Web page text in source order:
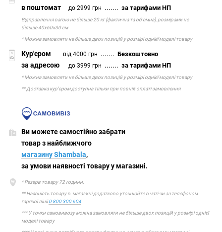
в поштомат до 2999 грн .......за тарифами НП
Відправлення вагою не більше 20 кг (фактична та об'ємна), розмірами не
більше 40х60х30 см
* Можна замовляти не більше двох позицій у розмірі однієї моделі товару
Кур'єром від 4000 грн .......Безкоштовно
за адресою до 3999 грн .......за тарифами НП
* Можна замовляти не більше двох позицій у розмірі однієї моделі товару
** Доставка кур'єром доступна тільки при повній оплаті замовлення
Ви можете самостійно забрати
товар з найближчого
магазину Shambala,
за умови наявності товару у магазині.
* Резерв товару 72 години.
** Наявність товару в магазині додатково уточнюйте в чаті чи за телефоном
гарячої лінії0 800 300 604
*** У точки самовивозу можна замовляти не більше двох позицій у розмірі однієї
моделі товару